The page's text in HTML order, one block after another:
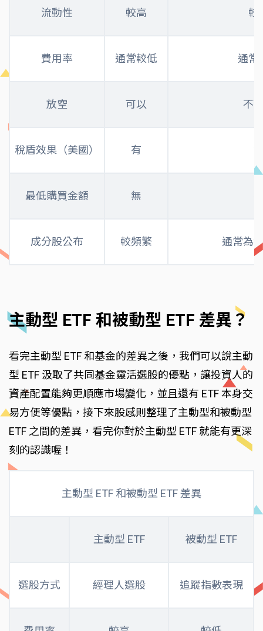
流動性 較高 較
費用率 通常較低 通常
放空 可以 不
稅盾效果（美國） 有
最低購買金額 無
成分股公布 較頻繁 通常為
主動型 ETF 和被動型 ETF 差異？
看完主動型 ETF 和基金的差異之後，我們可以說主動
型 ETF 汲取了共同基金靈活選股的優點，讓投資人的
資產配置能夠更順應市場變化，並且還有 ETF 本身交
易方便等優點，接下來股感則整理了主動型和被動型
ETF 之間的差異，看完你對於主動型 ETF 就能有更深
刻的認識喔！
主動型 ETF 和被動型 ETF 差異
主動型 ETF 被動型 ETF
選股方式 經理人選股 追蹤指數表現